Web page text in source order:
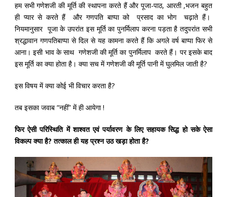
हम सभी गणेशजी की मूर्ति की स्थापना करते हैं और पूजा-पाठ, आरती ,भजन बहुत
ही प्यार से करते हैं और गणपति बाप्पा को प्रसाद का भोग चढ़ाते हैं।
नियमानुसार पूजा के उपरांत इस मूर्ति का पुनर्मिलाप करना पड़ता है तदुपरांत सभी
श्रद्धावान गणपतिबाप्पा से दिल से यह कामना करते हैं कि अगले वर्ष बाप्पा फिर से
आना। इसी भाव के साथ गणेशजी की मूर्ति का पुनर्मिलाप करते हैं। पर इसके बाद
इस मूर्ति का क्या होता है। क्या सच में गणेशजी की मूर्ति पानी में घुलमिल जाती है?
इस विषय में क्या कोई भी विचार करता है?
तब इसका जवाब “नहीं” में ही आयेगा !
फिर ऐसी परिस्थिति में शाश्वत एवं पर्यावरण के लिए सहायक सिद्ध हो सके ऐसा
विकल्प क्या है? तत्काल ही यह प्रश्न उठ खड़ा होता है?